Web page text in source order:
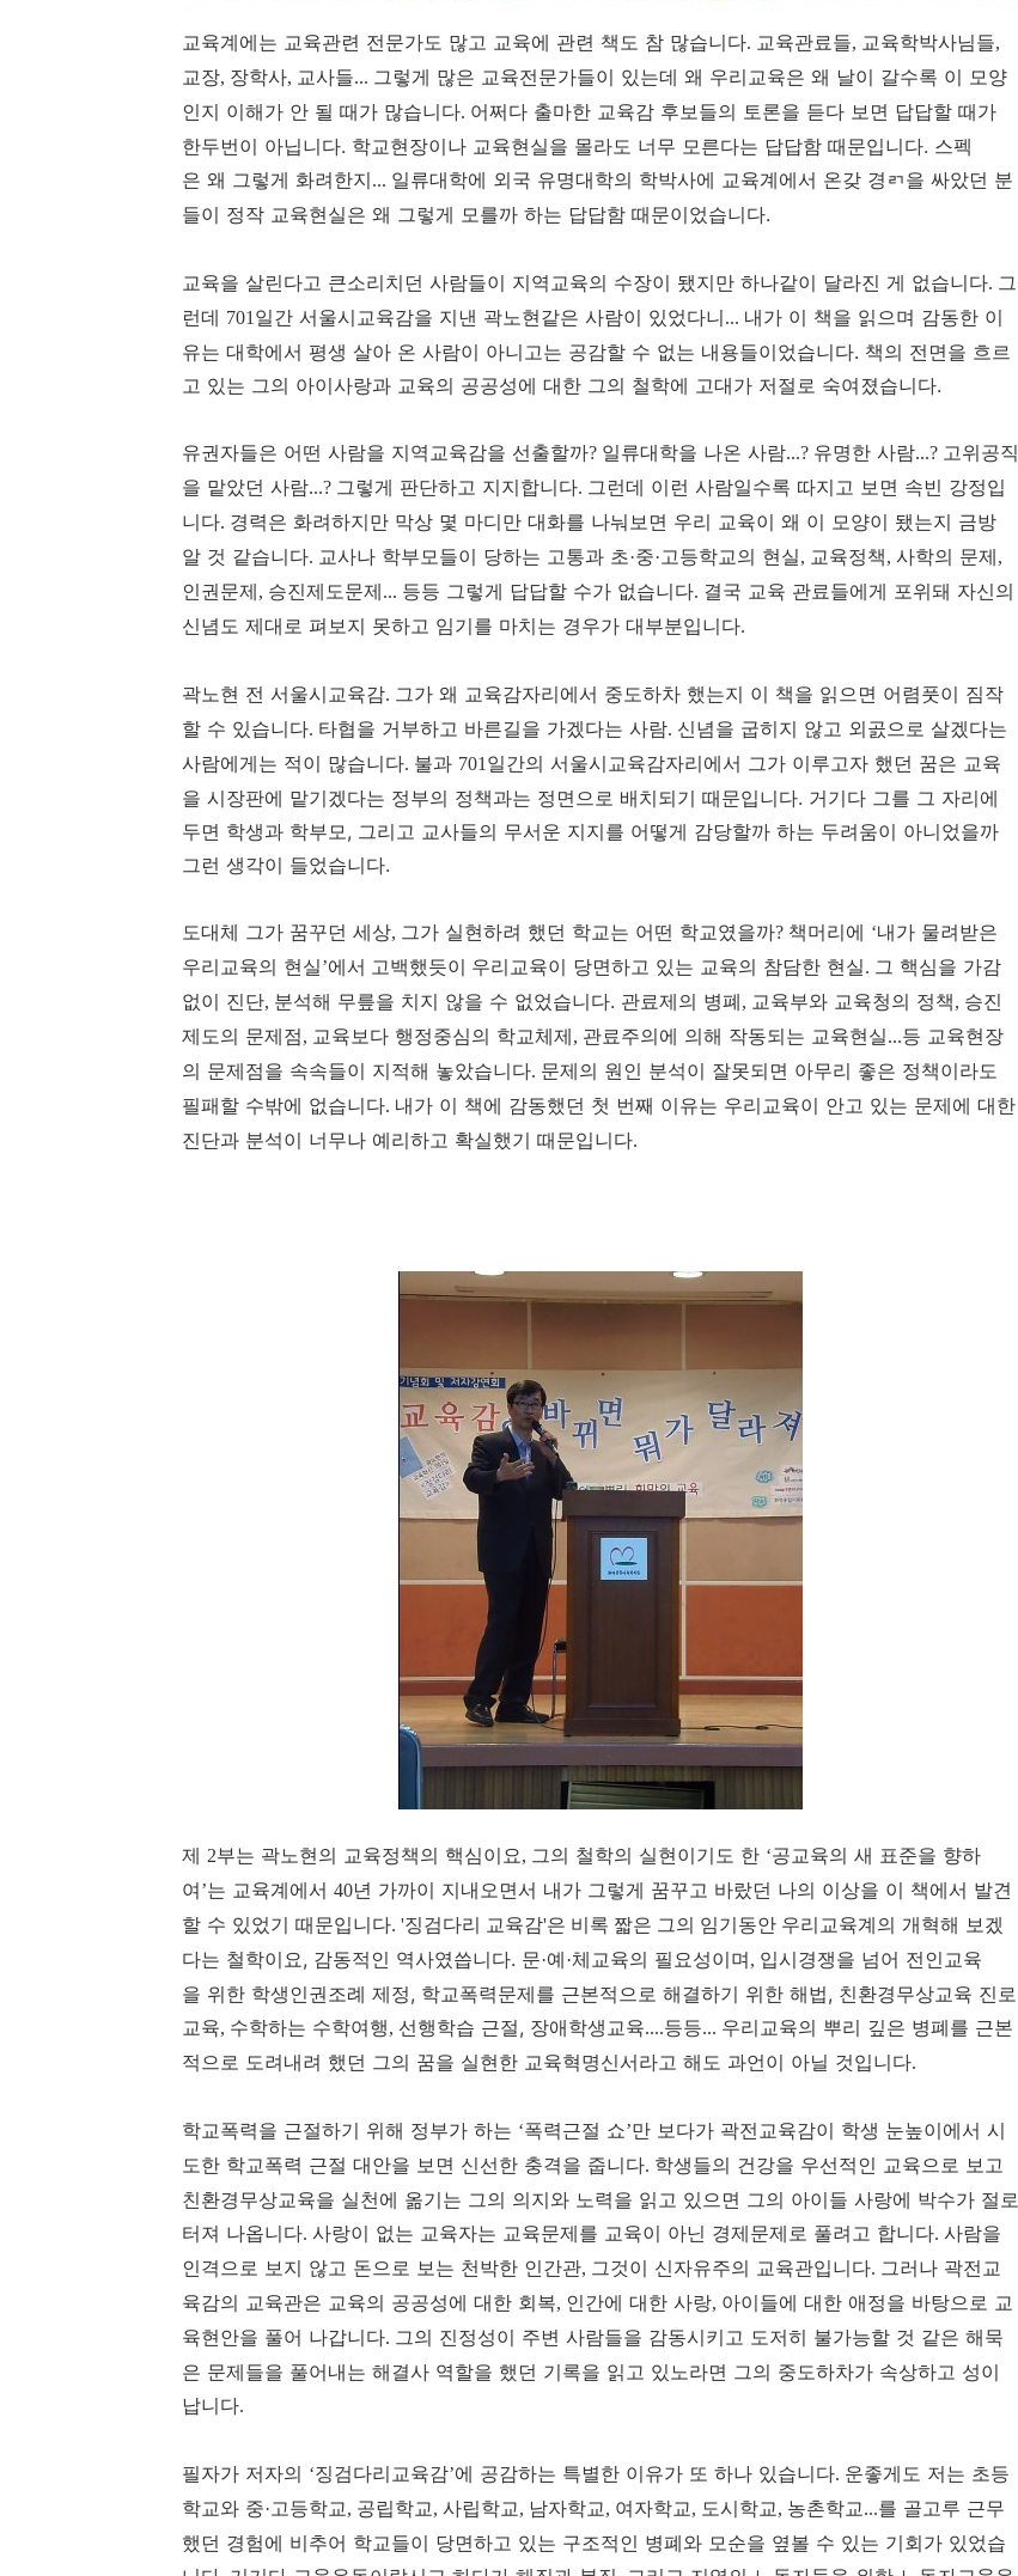
교육계에는 교육관련 전문가도 많고 교육에 관련 책도 참 많습니다. 교육관료들, 교육학박사님들,
교장, 장학사, 교사들... 그렇게 많은 교육전문가들이 있는데 왜 우리교육은 왜 날이 갈수록 이 모양
인지 이해가 안 될 때가 많습니다. 어쩌다 출마한 교육감 후보들의 토론을 듣다 보면 답답할 때가
한두번이 아닙니다. 학교현장이나 교육현실을 몰라도 너무 모른다는 답답함 때문입니다. 스펙
은 왜 그렇게 화려한지... 일류대학에 외국 유명대학의 학박사에 교육계에서 온갖 경ㄺ을 싸았던 분
들이 정작 교육현실은 왜 그렇게 모를까 하는 답답함 때문이었습니다.
교육을 살린다고 큰소리치던 사람들이 지역교육의 수장이 됐지만 하나같이 달라진 게 없습니다. 그
런데 701 일간 서울시교육감을 지낸 곽노현같은 사람이 있었다니... 내가 이 책을 읽으며 감동한 이
유는 대학에서 평생 살아 온 사람이 아니고는 공감할 수 없는 내용들이었습니다. 책의 전면을 흐르
고 있는 그의 아이사랑과 교육의 공공성에 대한 그의 철학에 고대가 저절로 숙여졌습니다.
유권자들은 어떤 사람을 지역교육감을 선출할까? 일류대학을 나온 사람...? 유명한 사람...? 고위공직
을 맡았던 사람...? 그렇게 판단하고 지지합니다. 그런데 이런 사람일수록 따지고 보면 속빈 강정입
니다. 경력은 화려하지만 막상 몇 마디만 대화를 나눠보면 우리 교육이 왜 이 모양이 됐는지 금방
알 것 같습니다. 교사나 학부모들이 당하는 고통과 초·중·고등학교의 현실, 교육정책, 사학의 문제,
인권문제, 승진제도문제... 등등 그렇게 답답할 수가 없습니다. 결국 교육 관료들에게 포위돼 자신의
신념도 제대로 펴보지 못하고 임기를 마치는 경우가 대부분입니다.
곽노현 전 서울시교육감. 그가 왜 교육감자리에서 중도하차 했는지 이 책을 읽으면 어렴풋이 짐작
할 수 있습니다. 타협을 거부하고 바른길을 가겠다는 사람. 신념을 굽히지 않고 외곬으로 살겠다는
사람에게는 적이 많습니다. 불과 701 일간의 서울시교육감자리에서 그가 이루고자 했던 꿈은 교육
을 시장판에 맡기겠다는 정부의 정책과는 정면으로 배치되기 때문입니다. 거기다 그를 그 자리에
두면 학생과 학부모, 그리고 교사들의 무서운 지지를 어떻게 감당할까 하는 두려움이 아니었을까
그런 생각이 들었습니다.
도대체 그가 꿈꾸던 세상, 그가 실현하려 했던 학교는 어떤 학교였을까? 책머리에 ‘내가 물려받은
우리교육의 현실’에서 고백했듯이 우리교육이 당면하고 있는 교육의 참담한 현실. 그 핵심을 가감
없이 진단, 분석해 무릎을 치지 않을 수 없었습니다. 관료제의 병폐, 교육부와 교육청의 정책, 승진
제도의 문제점, 교육보다 행정중심의 학교체제, 관료주의에 의해 작동되는 교육현실...등 교육현장
의 문제점을 속속들이 지적해 놓았습니다. 문제의 원인 분석이 잘못되면 아무리 좋은 정책이라도
필패할 수밖에 없습니다. 내가 이 책에 감동했던 첫 번째 이유는 우리교육이 안고 있는 문제에 대한
진단과 분석이 너무나 예리하고 확실했기 때문입니다.
제 2부는 곽노현의 교육정책의 핵심이요, 그의 철학의 실현이기도 한 ‘공교육의 새 표준을 향하
여’는 교육계에서 40년 가까이 지내오면서 내가 그렇게 꿈꾸고 바랐던 나의 이상을 이 책에서 발견
할 수 있었기 때문입니다. '징검다리 교육감'은 비록 짧은 그의 임기동안 우리교육계의 개혁해 보겠
다는 철학이요, 감동적인 역사였씁니다. 문·예·체교육의 필요성이며, 입시경쟁을 넘어 전인교육
을 위한 학생인권조례 제정, 학교폭력문제를 근본적으로 해결하기 위한 해법, 친환경무상교육 진로
교육, 수학하는 수학여행, 선행학습 근절, 장애학생교육....등등... 우리교육의 뿌리 깊은 병폐를 근본
적으로 도려내려 했던 그의 꿈을 실현한 교육혁명신서라고 해도 과언이 아닐 것입니다.
학교폭력을 근절하기 위해 정부가 하는 ‘폭력근절 쇼’만 보다가 곽전교육감이 학생 눈높이에서 시
도한 학교폭력 근절 대안을 보면 신선한 충격을 줍니다. 학생들의 건강을 우선적인 교육으로 보고
친환경무상교육을 실천에 옮기는 그의 의지와 노력을 읽고 있으면 그의 아이들 사랑에 박수가 절로
터져 나옵니다. 사랑이 없는 교육자는 교육문제를 교육이 아닌 경제문제로 풀려고 합니다. 사람을
인격으로 보지 않고 돈으로 보는 천박한 인간관, 그것이 신자유주의 교육관입니다. 그러나 곽전교
육감의 교육관은 교육의 공공성에 대한 회복, 인간에 대한 사랑, 아이들에 대한 애정을 바탕으로 교
육현안을 풀어 나갑니다. 그의 진정성이 주변 사람들을 감동시키고 도저히 불가능할 것 같은 해묵
은 문제들을 풀어내는 해결사 역할을 했던 기록을 읽고 있노라면 그의 중도하차가 속상하고 성이
납니다.
필자가 저자의 ‘징검다리교육감’에 공감하는 특별한 이유가 또 하나 있습니다. 운좋게도 저는 초등
학교와 중·고등학교, 공립학교, 사립학교, 남자학교, 여자학교, 도시학교, 농촌학교...를 골고루 근무
했던 경험에 비추어 학교들이 당면하고 있는 구조적인 병폐와 모순을 옆볼 수 있는 기회가 있었습